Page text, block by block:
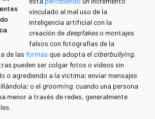
vinculado al mal uso de la
inteligencia artificial con la
creación de deepfakeso montajes
falsos con fotografías de la
de las formas que adopta el ciberbullying,
pueden ser colgar fotos o vídeos sin
o agrediendo a la víctima; enviar mensajes
o el grooming, cuando una persona
menor a través de redes, generalmente